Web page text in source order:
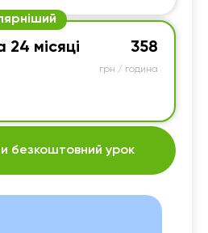
місяці 358
грн / година
безкоштовний урок